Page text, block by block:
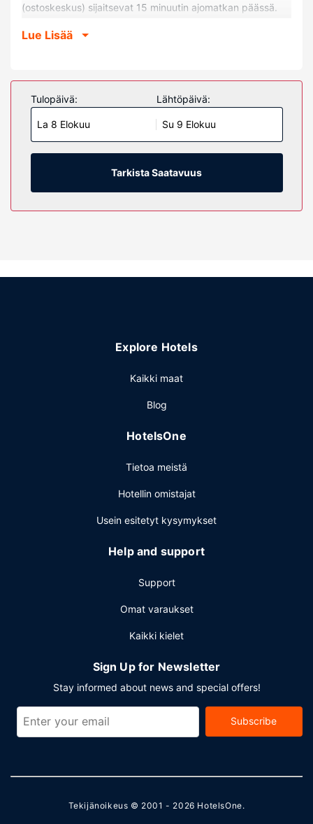
(ostoskeskus) sijaitsevat 15 minuutin ajomatkan päässä.
University ja 15 km:n päässä kohteesta Harvard Square.
Kaikkien 180 huoneen varusteluun kuuluu mikroaaltouuni ja
LCD-televisio. Mukavuuksiin kuuluu satelliittikanavat sekä
ilmainen langaton internetyhteys. Huoneissa on oma
kylpyhuone, ja sen varusteluun kuuluu kylpyamme tai
suihku, ilmaiset hygieniatuotteet ja hiustenkuivaaja.
Varusteluun kuuluu työpöytä, oleskelualue ja puhelin
(ilmaiset paikallispuhelut).
Kiinteistön miellyttävyys
Hotellin tarjoamiin harrastuksiin/mukavuuksiin kuuluu
Käytössäsi on express-sisäänkirjautuminen, express-
hotelli tarjoaa asiakkailleen 390 neliömetriä kokoustiloja,
kuuluu ilmainen pysäköinti.
Lue Lisää
Tulopäivä:
La 8 Elokuu
Lähtöpäivä:
Su 9 Elokuu
Tarkista Saatavuus
Explore Hotels
Kaikki maat
Blog
HotelsOne
Tietoa meistä
Hotellin omistajat
Usein esitetyt kysymykset
Help and support
Support
Omat varaukset
Kaikki kielet
Sign Up for Newsletter
Stay informed about news and special offers!
Subscribe
Tekijänoikeus © 2001 - 2026 HotelsOne.